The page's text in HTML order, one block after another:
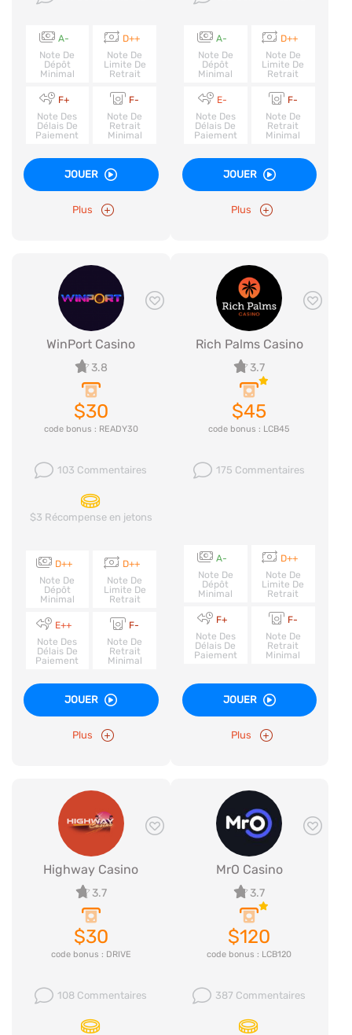
A-
Note De
Dépôt
Minimal
D++
Note De
Limite De
Retrait
F+
Note Des
Délais De
Paiement
F-
Note De
Retrait
Minimal
Plus
JOUER
A-
Note De
Dépôt
Minimal
D++
Note De
Limite De
Retrait
E-
Note Des
Délais De
Paiement
F-
Note De
Retrait
Minimal
Plus
JOUER
WinPort Casino
3.8
$30
code bonus : READY30
D++
Note De
Dépôt
Minimal
D++
Note De
Limite De
Retrait
E++
Note Des
Délais De
Paiement
F-
Note De
Retrait
Minimal
$3 Récompense en jetons
103 Commentaires
Plus
JOUER
Rich Palms Casino
3.7
$45
code bonus : LCB45
A-
Note De
Dépôt
Minimal
D++
Note De
Limite De
Retrait
F+
Note Des
Délais De
Paiement
F-
Note De
Retrait
Minimal
175 Commentaires
Plus
JOUER
Highway Casino
3.7
$30
code bonus : DRIVE
108 Commentaires
MrO Casino
3.7
$120
code bonus : LCB120
387 Commentaires